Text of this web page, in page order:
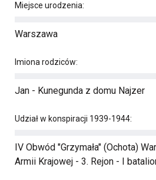
Miejsce urodzenia:
Warszawa
Imiona rodziców:
Jan - Kunegunda z domu Najzer
Udział w konspiracji 1939-1944:
IV Obwód "Grzymała" (Ochota)
Armii Krajowej - 3. Rejon - I